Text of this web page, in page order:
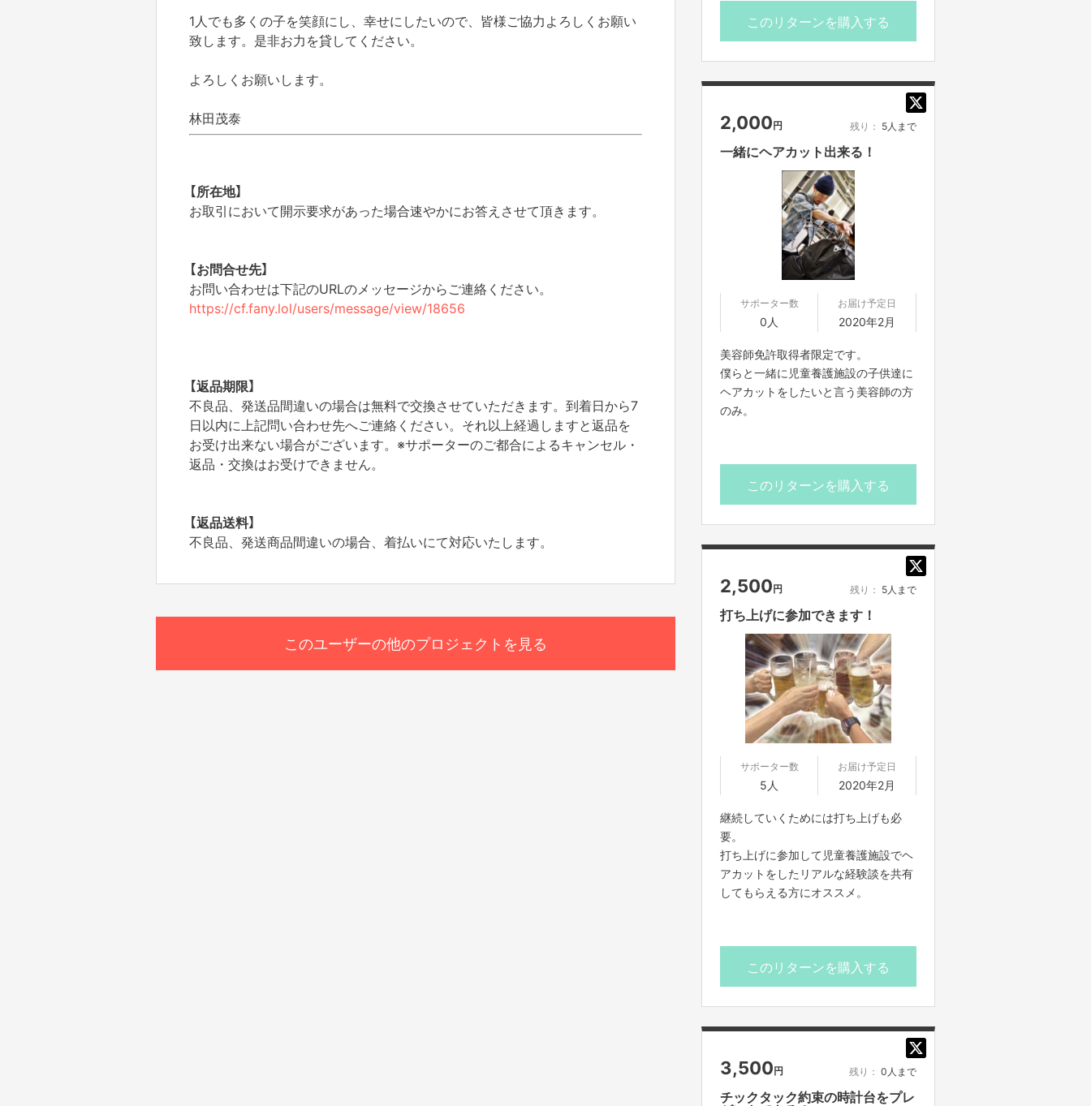
1人でも多くの子を笑顔にし、幸せにしたいので、皆様ご協力よろしくお願い
致します。是非お力を貸してください。
よろしくお願いします。
林田茂泰
【所在地】
お取引において開示要求があった場合速やかにお答えさせて頂きます。
【お問合せ先】
お問い合わせは下記のURLのメッセージからご連絡ください。
https://cf.fany.lol/users/message/view/18656
【返品期限】
不良品、発送品間違いの場合は無料で交換させていただきます。到着日から7
日以内に上記問い合わせ先へご連絡ください。それ以上経過しますと返品を
お受け出来ない場合がございます。※サポーターのご都合によるキャンセル・
返品・交換はお受けできません。
【返品送料】
不良品、発送商品間違いの場合、着払いにて対応いたします。
このユーザーの他のプロジェクトを見る
このリターンを購入する
2,000円 残り： 5人まで
一緒にヘアカット出来る！
サポーター数
0人
お届け予定日
2020年2月
美容師免許取得者限定です。
僕らと一緒に児童養護施設の子供達に
ヘアカットをしたいと言う美容師の方
のみ。
このリターンを購入する
2,500円 残り： 5人まで
打ち上げに参加できます！
サポーター数
5人
お届け予定日
2020年2月
継続していくためには打ち上げも必
要。
打ち上げに参加して児童養護施設でヘ
アカットをしたリアルな経験談を共有
してもらえる方にオススメ。
このリターンを購入する
3,500円 残り： 0人まで
チックタック約束の時計台をプレ